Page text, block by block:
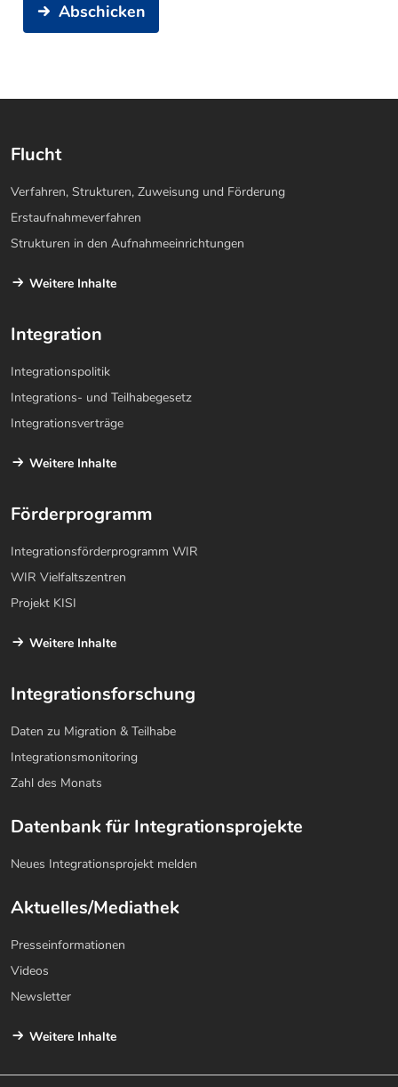
Abschicken
Flucht
Verfahren, Strukturen, Zuweisung und Förderung
Erstaufnahmeverfahren
Strukturen in den Aufnahmeeinrichtungen
Weitere Inhalte
Integration
Integrationspolitik
Integrations- und Teilhabegesetz
Integrationsverträge
Weitere Inhalte
Förderprogramm
Integrationsförderprogramm WIR
WIR Vielfaltszentren
Projekt KISI
Weitere Inhalte
Integrationsforschung
Daten zu Migration & Teilhabe
Integrationsmonitoring
Zahl des Monats
Datenbank für Integrationsprojekte
Neues Integrationsprojekt melden
Aktuelles/Mediathek
Presseinformationen
Videos
Newsletter
Weitere Inhalte